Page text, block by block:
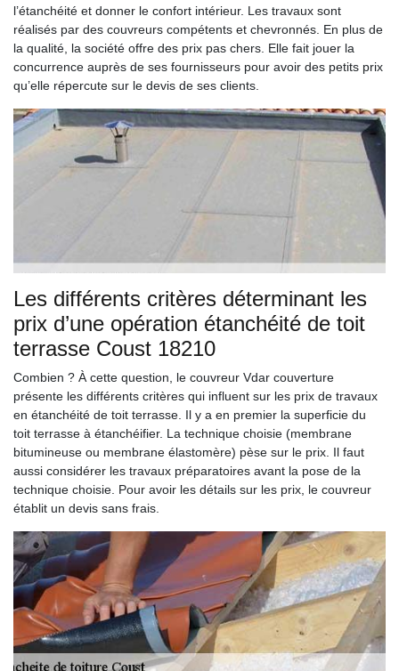
l’étanchéité et donner le confort intérieur. Les travaux sont
réalisés par des couvreurs compétents et chevronnés. En plus de
la qualité, la société offre des prix pas chers. Elle fait jouer la
concurrence auprès de ses fournisseurs pour avoir des petits prix
qu’elle répercute sur le devis de ses clients.
Les différents critères déterminant les
prix d’une opération étanchéité de toit
terrasse Coust 18210
Combien ? À cette question, le couvreur Vdar couverture
présente les différents critères qui influent sur les prix de travaux
en étanchéité de toit terrasse. Il y a en premier la superficie du
toit terrasse à étanchéifier. La technique choisie (membrane
bitumineuse ou membrane élastomère) pèse sur le prix. Il faut
aussi considérer les travaux préparatoires avant la pose de la
technique choisie. Pour avoir les détails sur les prix, le couvreur
établit un devis sans frais.